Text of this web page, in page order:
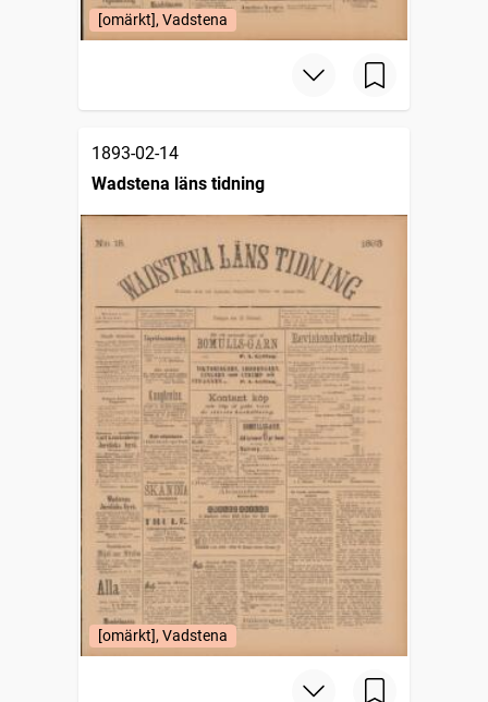
[omärkt], Vadstena
1893-02-14
Wadstena läns tidning
[omärkt], Vadstena